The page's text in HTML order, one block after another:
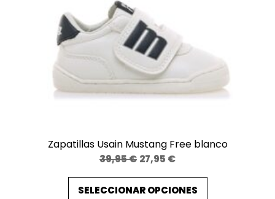
Zapatillas Usain Mustang Free blanco
39,95€ El
precio
original
27,95 €El
precio
actual
SELECCIONAR OPCIONES